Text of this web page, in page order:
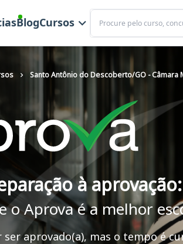
BlogCursos
Buscar
Santo Antônio do Descoberto/GO - Câmara
à aprovação:
o Aprova é a melhor
ser aprovado(a), mas o tempo é